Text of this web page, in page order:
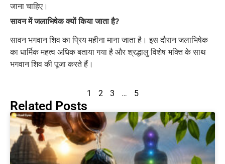
जाना चाहिए।
सावन में जलाभिषेक क्यों किया जाता है?
सावन भगवान शिव का प्रिय महीना माना जाता है। इस दौरान जलाभिषेक
का धार्मिक महत्व अधिक बताया गया है और श्रद्धालु विशेष भक्ति के साथ
भगवान शिव की पूजा करते हैं।
1 2 3 … 5
Related Posts